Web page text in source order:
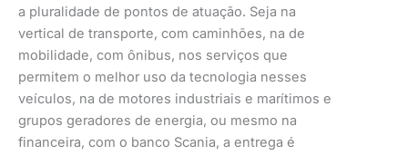
a pluralidade de pontos de atuação. Seja na
vertical de transporte, com caminhões, na de
mobilidade, com ônibus, nos serviços que
permitem o melhor uso da tecnologia nesses
veículos, na de motores industriais e marítimos e
grupos geradores de energia, ou mesmo na
financeira, com o banco Scania, a entrega é